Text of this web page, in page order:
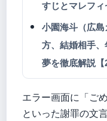
すじとマレフ
小園海斗（広
方、結婚相手
夢を徹底解説【
エラー画面に「ご
といった謝罪の文